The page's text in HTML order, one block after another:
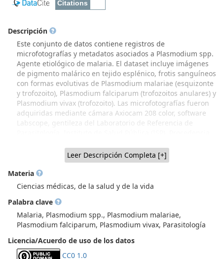
Descripción
Este conjunto de datos contiene registros de
microfotografías y metadatos asociados a Plasmodium spp.
Agente etiológico de malaria. El dataset incluye imágenes
de pigmento malárico en tejido esplénico, frotis sanguíneos
con formas evolutivas de Plasmodium malariae (esquizonte
y trofozoito), Plasmodium falciparum (trofozoitos anulares) y
Plasmodium vivax (trofozoito). Las microfotografías fueron
adquiridas mediante cámara Axiocam 208 color, software
Labscope, gentileza del Laboratorio de Referencia de
for Tropenmedizin. Hamburgo 1968 (donación realizada al
Dr. Werner Apt); Colección Biológica de Parasitología
(CBPar), NiBG-ICBM, Facultad de Medicina, Universidad de
Chile (Recuperación parcial a través de Proyecto FIDOP
48/2023 UChile IP Prof. Inés Zulantay. Material generado
por varias generaciones de académicos parasitólogos de
Sede Norte, Dr. Hugo Schenone y colaboradores y, material
procedente de Sede Sur, Dr. Werner Apt y colaboradores,
que incluye donaciones de parasitólogos extranjeros, como
el material mostrado en este dataset, donado por el Dr.
Justus Schottelius, Berhard Nocht Institute for
Leer Descripción Completa [+]
Materia
Ciencias médicas, de la salud y de la vida
Palabra clave
Malaria, Plasmodium spp., Plasmodium malariae,
Plasmodium falciparum, Plasmodium vivax, Parasitología
Licencia/Acuerdo de uso de los datos
CC0 1.0